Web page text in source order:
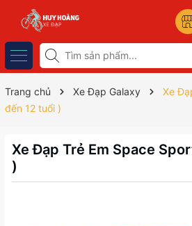
Trang chủ Xe Đạp Galaxy
Xe
đến 12 tuổi )
Xe Đạp Trẻ Em Space
)